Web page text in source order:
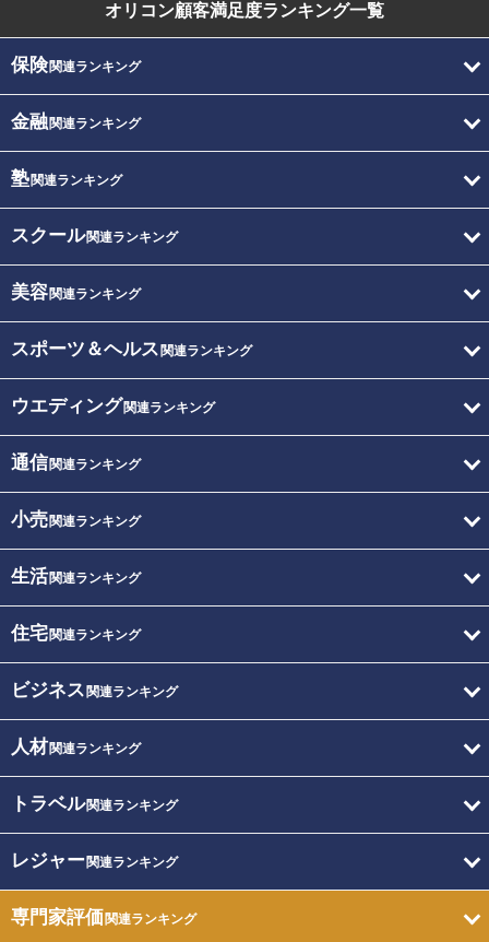
オリコン顧客満足度ランキング一覧
保険関連ランキング
金融関連ランキング
塾関連ランキング
スクール関連ランキング
美容関連ランキング
スポーツ＆ヘルス 関連ランキング
ウエディング関連ランキング
通信関連ランキング
小売関連ランキング
生活関連ランキング
住宅関連ランキング
ビジネス 関連ランキング
人材関連ランキング
トラベル関連ランキング
レジャー関連ランキング
専門家評価関連ランキング